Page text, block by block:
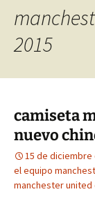
2015
camiseta
nuevo
15 de diciembre
el equipo
manchester united